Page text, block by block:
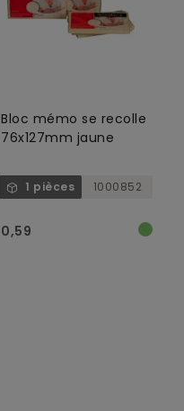
Bloc mémo se recolle
76x127mm jaune
1 pièces 1000852
0,59